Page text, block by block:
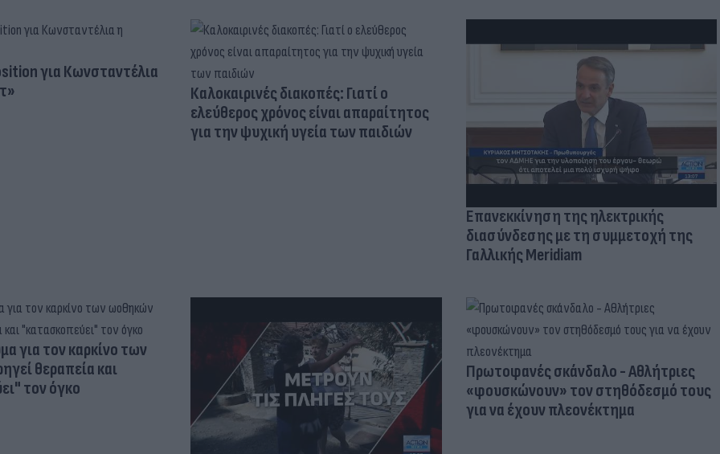
για Κωνσταντέλια
Καλοκαιρινές διακοπές: Γιατί ο
ελεύθερος χρόνος είναι απαραίτητος
για την ψυχική υγεία των παιδιών
Επανεκκίνηση της ηλεκτρικής
διασύνδεσης με τη συμμετοχή της
Γαλλικής Meridiam
για τον καρκίνο των
θεραπεία και
τον όγκο
Πρωτοφανές σκάνδαλο - Aθλήτριες
«φουσκώνουν» τον στηθόδεσμό τους
για να έχουν πλεονέκτημα